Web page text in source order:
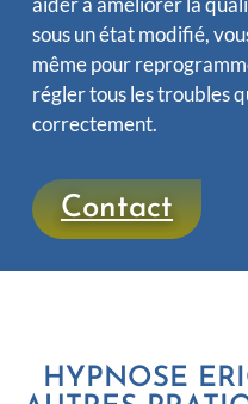
sous un état modifié,
même pour
régler tous les troubles
correctement.
Contact
HYPNOSE